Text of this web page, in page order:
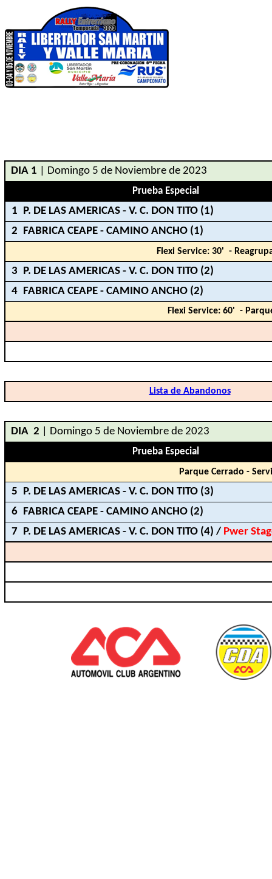
DIA 1 | Domingo 5 de Noviembre de 2023
Prueba Especial
1 P. DE LAS AMERICAS - V. C. DON TITO (1)
2 FABRICA CEAPE - CAMINO ANCHO (1)
Flexi Service: 30' -
3 P. DE LAS AMERICAS - V. C. DON TITO (2)
4 FABRICA CEAPE - CAMINO ANCHO (2)
Flexi Service: 60' -
Lista de Abandonos
DIA 2 | Domingo 5 de Noviembre de 2023
Prueba Especial
Parque Cerrado -
5 P. DE LAS AMERICAS - V. C. DON TITO (3)
6 FABRICA CEAPE - CAMINO ANCHO (2)
7 P. DE LAS AMERICAS - V. C. DON TITO (4) / Pwer